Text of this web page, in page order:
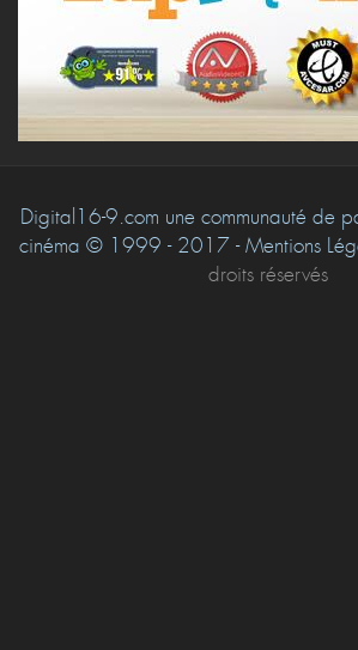
Digital16-9.com une communauté de
cinéma © 1999 - 2017 - Mentions
droits réservés